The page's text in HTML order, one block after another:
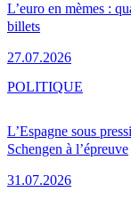
L’euro en mèmes :
billets
27.07.2026
L’Espagne sous
Schengen à l’épreuve
31.07.2026
POLITIQUE